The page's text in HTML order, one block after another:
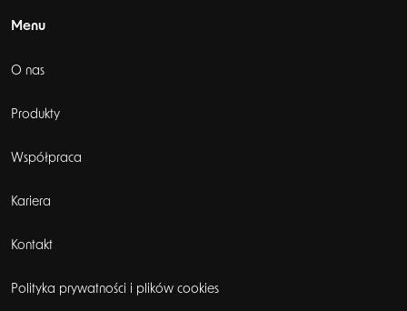
Menu
O nas
Produkty
Współpraca
Kariera
Kontakt
Polityka prywatności i plików cookies